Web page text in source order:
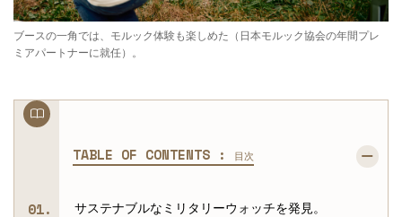
ブースの一角では、モルック体験も楽しめた（日本モルック協会の年間プレ
ミアパートナーに就任）。
TABLE OF CONTENTS : 目次
サステナブルなミリタリーウォッチを発見。